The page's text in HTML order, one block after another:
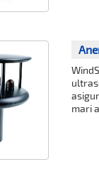
mari